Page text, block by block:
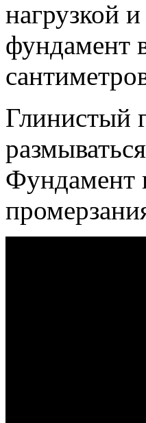
нагрузкой
фундамент
Глинистый
Фундамент